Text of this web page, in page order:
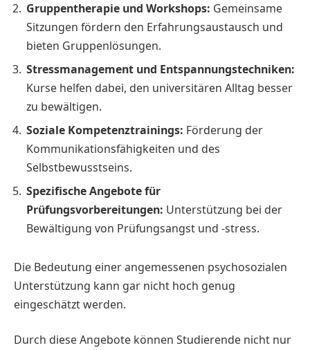
Gruppentherapie und Workshops: Gemeinsame
Sitzungen fördern den Erfahrungsaustausch und
bieten Gruppenlösungen.
Stressmanagement und Entspannungstechniken:
Kurse helfen dabei, den universitären Alltag besser
zu bewältigen.
Soziale Kompetenztrainings: Förderung der
Kommunikationsfähigkeiten und des
Selbstbewusstseins.
Spezifische Angebote für
Prüfungsvorbereitungen: Unterstützung bei der
Bewältigung von Prüfungsangst und -stress.
Die Bedeutung einer angemessenen psychosozialen
Unterstützung kann gar nicht hoch genug
eingeschätzt werden.
Durch diese Angebote können Studierende nicht nur